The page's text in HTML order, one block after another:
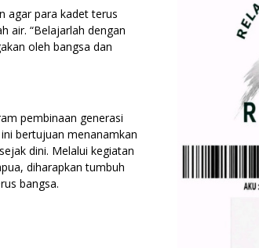
agar para kadet terus
air. “Belajarlah dengan
oleh bangsa dan
pembinaan generasi
bertujuan menanamkan
dini. Melalui kegiatan
diharapkan tumbuh
bangsa.